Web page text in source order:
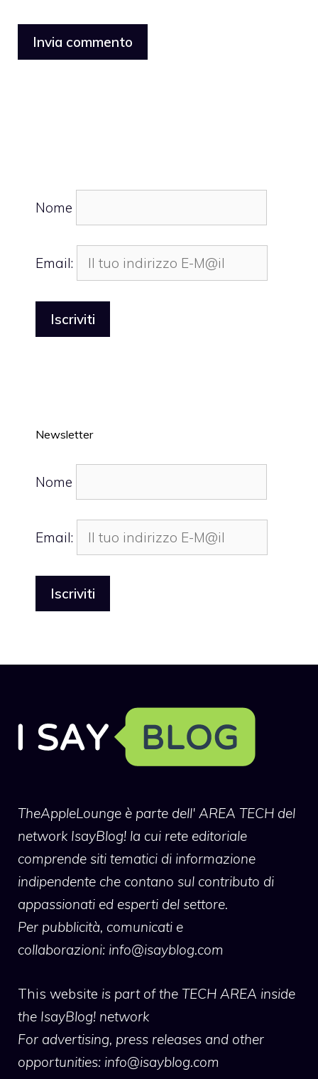
Nome
Email:
Newsletter
Nome
Email:
TheAppleLounge è parte dell' AREA TECH del
network IsayBlog! la cui rete editoriale
comprende siti tematici di informazione
indipendente che contano sul contributo di
appassionati ed esperti del settore.
Per pubblicità, comunicati e
collaborazioni: info@isayblog.com
This website is part of the TECH AREA inside
the IsayBlog! network
For advertising, press releases and other
opportunities: info@isayblog.com